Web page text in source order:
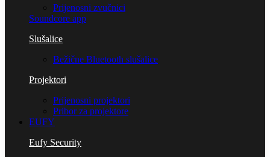
Prijenosni zvučnici
Soundcore app
Slušalice
Bežične Bluetooth slušalice
Projektori
Prijenosni projektori
Pribor za projektore
EUFY
Eufy Security